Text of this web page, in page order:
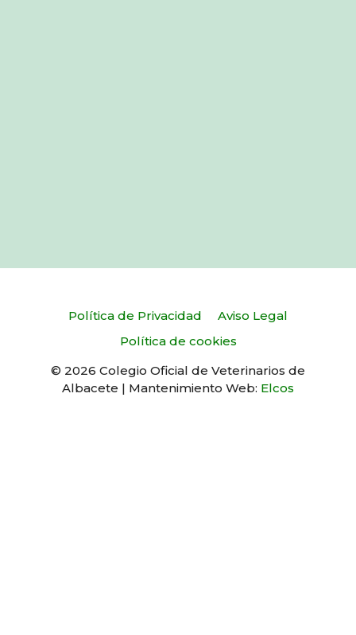
Política de Privacidad
Aviso Legal
Política de cookies
© 2026 Colegio Oficial de Veterinarios de
Albacete | Mantenimiento Web: Elcos